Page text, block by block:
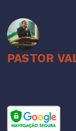
PASTOR